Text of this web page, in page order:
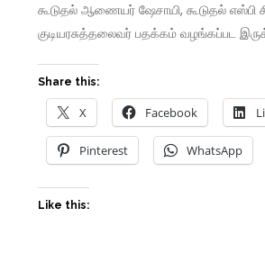
கூடுதல் ஆணையர் ஷேசாயி, கூடுதல் எஸ்பி
குடியரசுத்தலைவர் பதக்கம் வழங்கப்பட
Share this:
X Facebook
Pinterest WhatsApp
Like this: